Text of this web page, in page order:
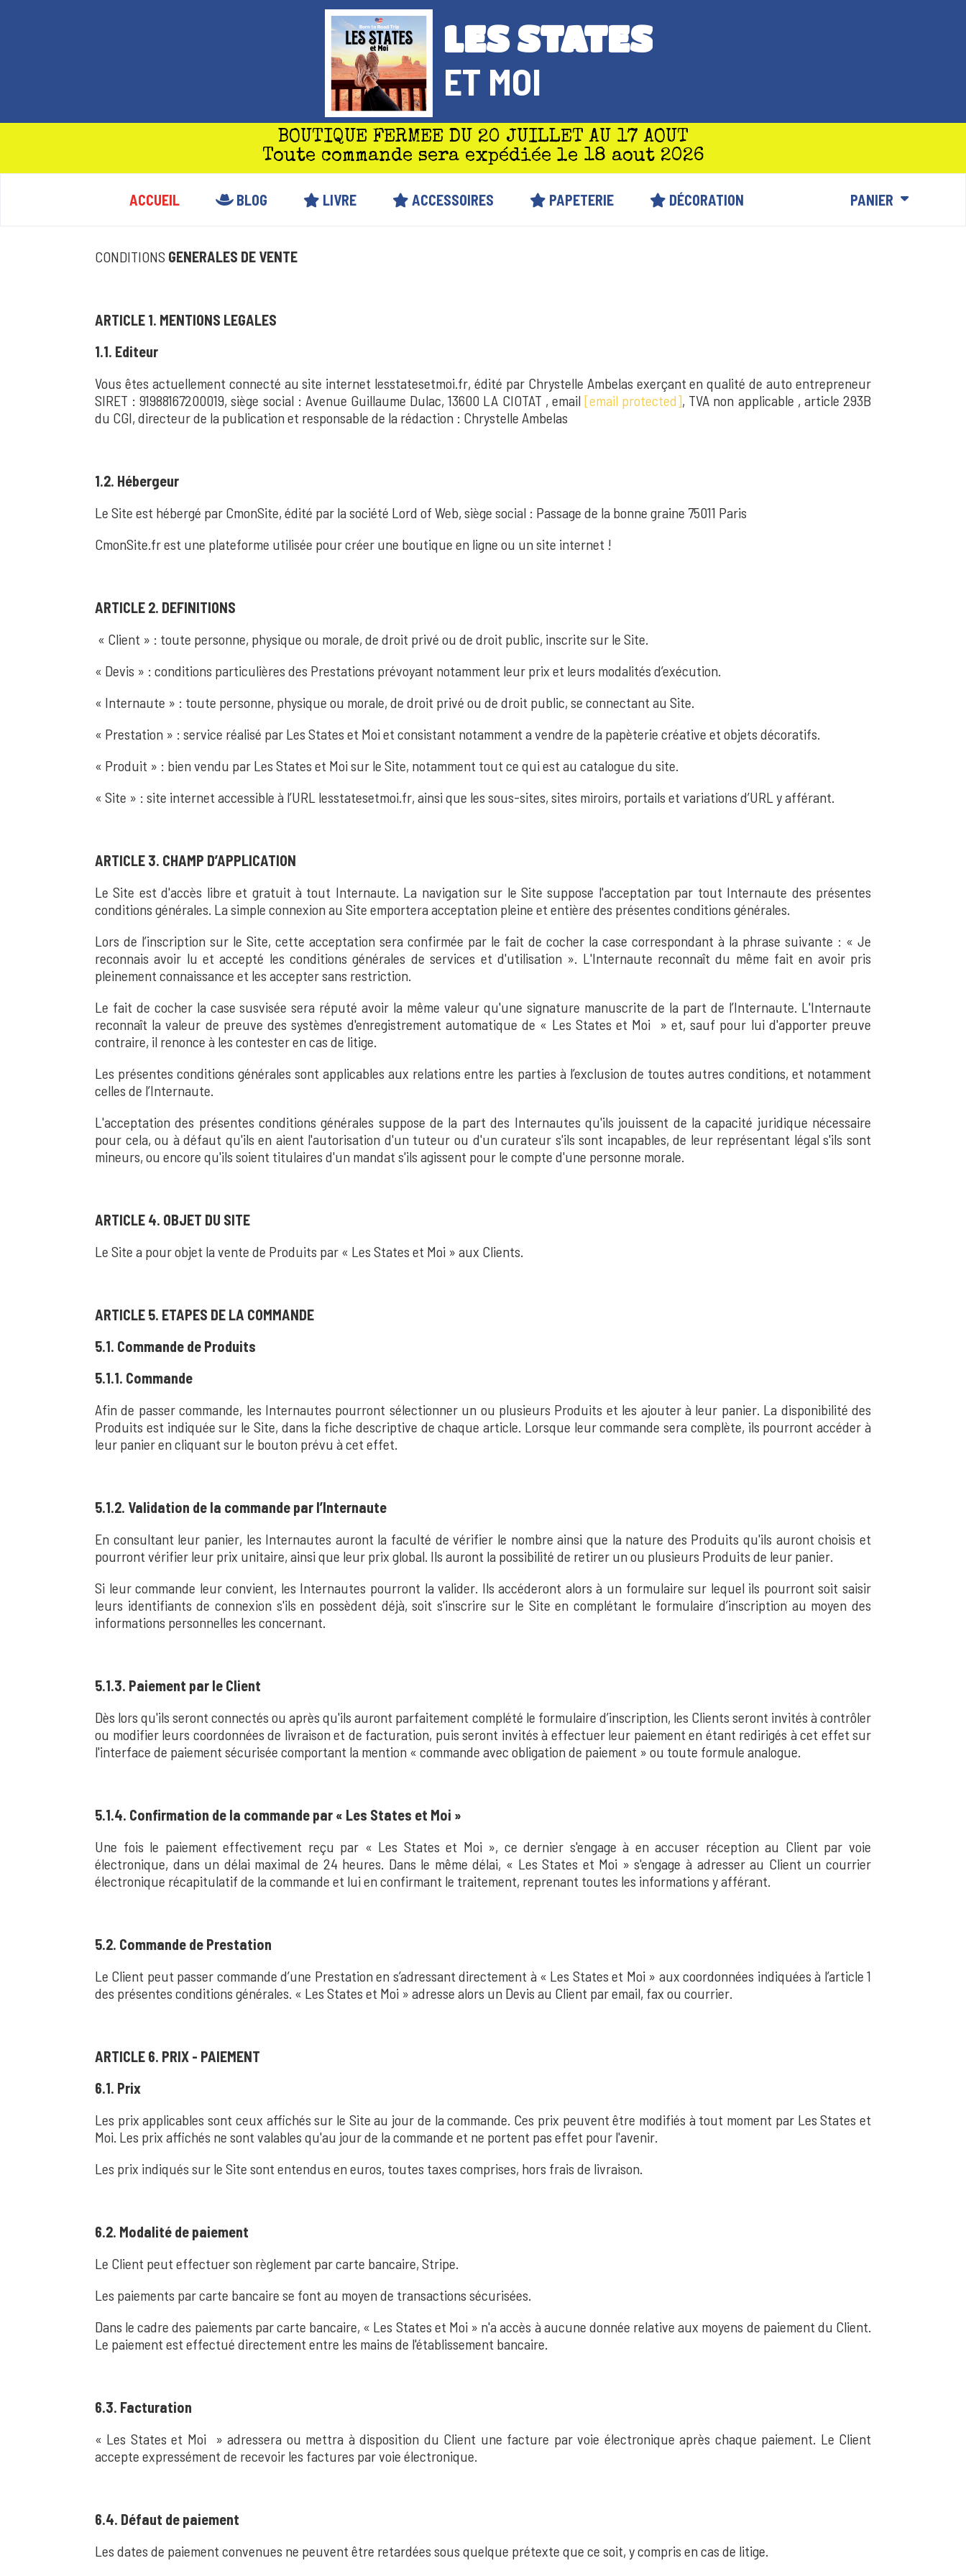
LES STATES
ET MOI
BOUTIQUE FERMEE DU 20 JUILLET AU 17 AOUT
Toute commande sera expédiée le 18 aout 2026
ACCUEIL BLOG LIVRE ACCESSOIRES PAPETERIE DÉCORATION PANIER
CONDITIONS GENERALES DE VENTE
ARTICLE 1. MENTIONS LEGALES
1.1. Editeur
Vous êtes actuellement connecté au site internet lesstatesetmoi.fr, édité par Chrystelle Ambelas exerçant en qualité de auto entrepreneur
SIRET : 91988167200019, siège social : Avenue Guillaume Dulac, 13600 LA CIOTAT , email [email protected], TVA non applicable , article 293B
du CGI, directeur de la publication et responsable de la rédaction : Chrystelle Ambelas
1.2. Hébergeur
Le Site est hébergé par CmonSite, édité par la société Lord of Web, siège social : Passage de la bonne graine 75011 Paris
CmonSite.fr est une plateforme utilisée pour créer une boutique en ligne ou un site internet !
ARTICLE 2. DEFINITIONS
« Client » : toute personne, physique ou morale, de droit privé ou de droit public, inscrite sur le Site.
« Devis » : conditions particulières des Prestations prévoyant notamment leur prix et leurs modalités d’exécution.
« Internaute » : toute personne, physique ou morale, de droit privé ou de droit public, se connectant au Site.
« Prestation » : service réalisé par Les States et Moi et consistant notamment a vendre de la papèterie créative et objets décoratifs.
« Produit » : bien vendu par Les States et Moi sur le Site, notamment tout ce qui est au catalogue du site.
« Site » : site internet accessible à l’URL lesstatesetmoi.fr, ainsi que les sous-sites, sites miroirs, portails et variations d’URL y afférant.
ARTICLE 3. CHAMP D’APPLICATION
Le Site est d'accès libre et gratuit à tout Internaute. La navigation sur le Site suppose l'acceptation par tout Internaute des présentes
conditions générales. La simple connexion au Site emportera acceptation pleine et entière des présentes conditions générales.
Lors de l’inscription sur le Site, cette acceptation sera confirmée par le fait de cocher la case correspondant à la phrase suivante : « Je
reconnais avoir lu et accepté les conditions générales de services et d'utilisation ». L'Internaute reconnaît du même fait en avoir pris
pleinement connaissance et les accepter sans restriction.
Le fait de cocher la case susvisée sera réputé avoir la même valeur qu'une signature manuscrite de la part de l’Internaute. L'Internaute
reconnaît la valeur de preuve des systèmes d'enregistrement automatique de « Les States et Moi » et, sauf pour lui d'apporter preuve
contraire, il renonce à les contester en cas de litige.
Les présentes conditions générales sont applicables aux relations entre les parties à l’exclusion de toutes autres conditions, et notamment
celles de l’Internaute.
L'acceptation des présentes conditions générales suppose de la part des Internautes qu'ils jouissent de la capacité juridique nécessaire
pour cela, ou à défaut qu'ils en aient l'autorisation d'un tuteur ou d'un curateur s'ils sont incapables, de leur représentant légal s'ils sont
mineurs, ou encore qu'ils soient titulaires d'un mandat s'ils agissent pour le compte d'une personne morale.
ARTICLE 4. OBJET DU SITE
Le Site a pour objet la vente de Produits par « Les States et Moi » aux Clients.
ARTICLE 5. ETAPES DE LA COMMANDE
5.1. Commande de Produits
5.1.1. Commande
Afin de passer commande, les Internautes pourront sélectionner un ou plusieurs Produits et les ajouter à leur panier. La disponibilité des
Produits est indiquée sur le Site, dans la fiche descriptive de chaque article. Lorsque leur commande sera complète, ils pourront accéder à
leur panier en cliquant sur le bouton prévu à cet effet.
5.1.2. Validation de la commande par l’Internaute
En consultant leur panier, les Internautes auront la faculté de vérifier le nombre ainsi que la nature des Produits qu'ils auront choisis et
pourront vérifier leur prix unitaire, ainsi que leur prix global. Ils auront la possibilité de retirer un ou plusieurs Produits de leur panier.
Si leur commande leur convient, les Internautes pourront la valider. Ils accéderont alors à un formulaire sur lequel ils pourront soit saisir
leurs identifiants de connexion s'ils en possèdent déjà, soit s'inscrire sur le Site en complétant le formulaire d’inscription au moyen des
informations personnelles les concernant.
5.1.3. Paiement par le Client
Dès lors qu'ils seront connectés ou après qu'ils auront parfaitement complété le formulaire d’inscription, les Clients seront invités à contrôler
ou modifier leurs coordonnées de livraison et de facturation, puis seront invités à effectuer leur paiement en étant redirigés à cet effet sur
l'interface de paiement sécurisée comportant la mention « commande avec obligation de paiement » ou toute formule analogue.
5.1.4. Confirmation de la commande par « Les States et Moi »
Une fois le paiement effectivement reçu par « Les States et Moi », ce dernier s'engage à en accuser réception au Client par voie
électronique, dans un délai maximal de 24 heures. Dans le même délai, « Les States et Moi » s'engage à adresser au Client un courrier
électronique récapitulatif de la commande et lui en confirmant le traitement, reprenant toutes les informations y afférant.
5.2. Commande de Prestation
Le Client peut passer commande d’une Prestation en s’adressant directement à « Les States et Moi » aux coordonnées indiquées à l’article 1
des présentes conditions générales. « Les States et Moi » adresse alors un Devis au Client par email, fax ou courrier.
ARTICLE 6. PRIX - PAIEMENT
6.1. Prix
Les prix applicables sont ceux affichés sur le Site au jour de la commande. Ces prix peuvent être modifiés à tout moment par Les States et
Moi. Les prix affichés ne sont valables qu'au jour de la commande et ne portent pas effet pour l'avenir.
Les prix indiqués sur le Site sont entendus en euros, toutes taxes comprises, hors frais de livraison.
6.2. Modalité de paiement
Le Client peut effectuer son règlement par carte bancaire, Stripe.
Les paiements par carte bancaire se font au moyen de transactions sécurisées.
Dans le cadre des paiements par carte bancaire, « Les States et Moi » n'a accès à aucune donnée relative aux moyens de paiement du Client.
Le paiement est effectué directement entre les mains de l'établissement bancaire.
6.3. Facturation
« Les States et Moi » adressera ou mettra à disposition du Client une facture par voie électronique après chaque paiement. Le Client
accepte expressément de recevoir les factures par voie électronique.
6.4. Défaut de paiement
Les dates de paiement convenues ne peuvent être retardées sous quelque prétexte que ce soit, y compris en cas de litige.